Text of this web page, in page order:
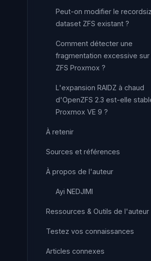
Peut-on modifier le
dataset ZFS existant ?
Comment détecter une
fragmentation excessive sur
ZFS Proxmox ?
L'expansion RAIDZ à chaud
d'OpenZFS 2.3 est-elle
Proxmox VE 9 ?
À retenir
Sources et références
À propos de l'auteur
Ayi NEDJIMI
Ressources & Outils de l'auteur
Testez vos connaissances
Articles connexes